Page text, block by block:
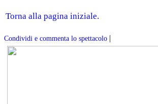
Torna alla pagina iniziale.
Condividi e commenta lo spettacolo |